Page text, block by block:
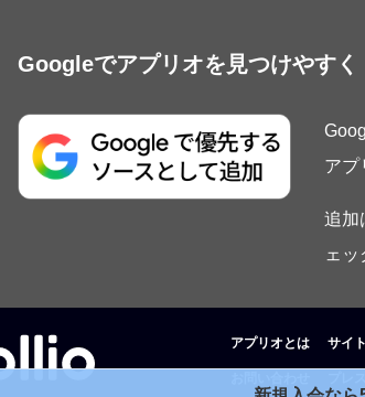
Googleでアプリオを見つけやすく
アプ
追加
ェッ
アプリオとは サイ